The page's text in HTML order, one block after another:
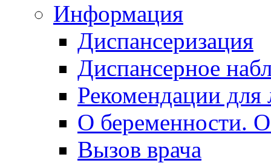
Информация
Диспансеризация
Диспансерное
Рекомендации для
О беременности.
Вызов врача